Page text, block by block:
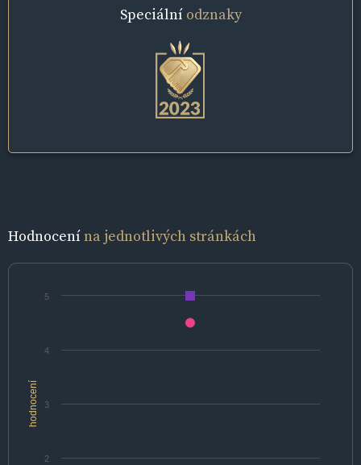
Speciální odznaky
Hodnocenína jednotlivých stránkách
hodnocení
2
3
4
5